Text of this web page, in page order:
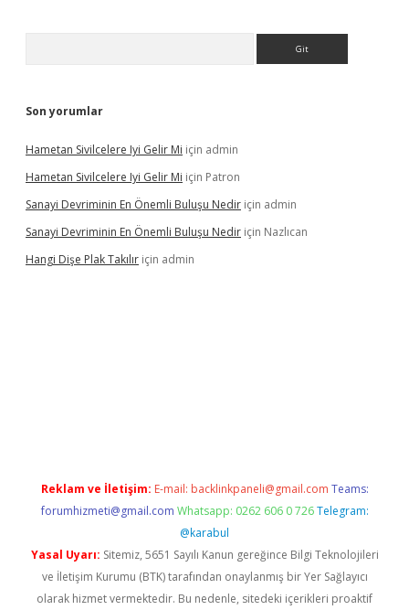
Son yorumlar
Hametan Sivilcelere Iyi Gelir Mi için admin
Hametan Sivilcelere Iyi Gelir Mi için Patron
Sanayi Devriminin En Önemli Buluşu Nedir için admin
Sanayi Devriminin En Önemli Buluşu Nedir için Nazlıcan
Hangi Dişe Plak Takılır için admin
Reklam ve İletişim: E-mail: backlinkpaneli@gmail.com Teams:
forumhizmeti@gmail.com Whatsapp: 0262 606 0 726 Telegram:
@karabul
Yasal Uyarı: Sitemiz, 5651 Sayılı Kanun gereğince Bilgi Teknolojileri
ve İletişim Kurumu (BTK) tarafından onaylanmış bir Yer Sağlayıcı
olarak hizmet vermektedir. Bu nedenle, sitedeki içerikleri proaktif